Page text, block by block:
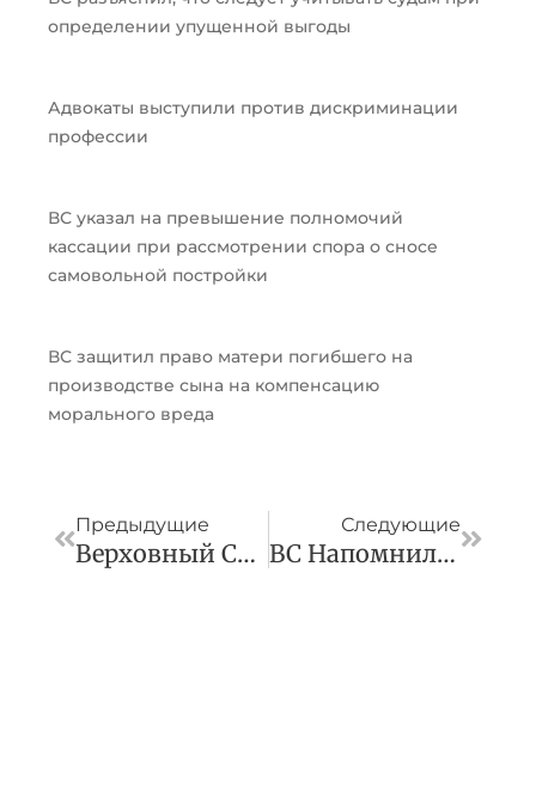
определении упущенной выгоды
Адвокаты выступили против дискриминации
профессии
ВС указал на превышение полномочий
кассации при рассмотрении спора о сносе
самовольной постройки
ВС защитил право матери погибшего на
производстве сына на компенсацию
морального вреда
Предыдущие
Верховный Суд Подтвердил Преднамеренное Банкротство Должника Через Контролирующих Лиц
Следующие
ВС Напомнил, Когда Заем, Взятый Одним Из Супругов В Период Брака, Можно Признать Общим Долгом Супругов